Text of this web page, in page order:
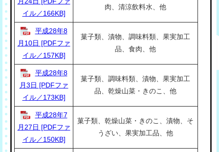
イル／166KB]
肉、清涼飲料水、他
平成28年8
月10日 [PDFファ
イル／157KB]
菓子類、漬物、調味料類、果実加工
品、食肉、他
平成28年8
月3日 [PDFファ
イル／173KB]
菓子類、調味料類、漬物、果実加工
品、乾燥山菜・きのこ、他
平成28年7
月27日 [PDFファ
イル／150KB]
菓子類、乾燥山菜・きのこ、漬物、そ
うざい、果実加工品、他